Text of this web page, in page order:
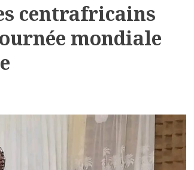
centrafricains
mondiale